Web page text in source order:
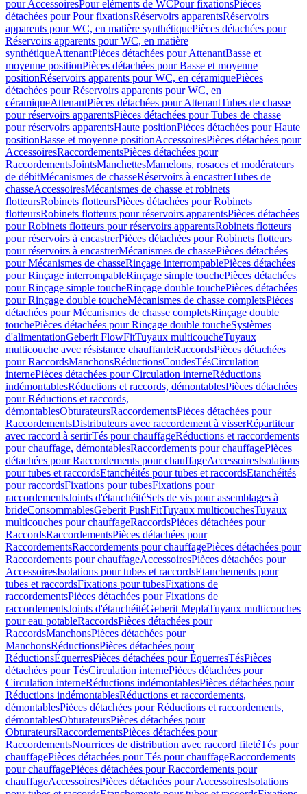
pour AccessoiresPour eléments de WCPour fixationsPièces
détachées pour Pour fixationsRéservoirs apparentsRéservoirs
apparents pour WC, en matière synthétiquePièces détachées pour
Réservoirs apparents pour WC, en matière
synthétiqueAttenantPièces détachées pour AttenantBasse et
moyenne positionPièces détachées pour Basse et moyenne
positionRéservoirs apparents pour WC, en céramiquePièces
détachées pour Réservoirs apparents pour WC, en
céramiqueAttenantPièces détachées pour AttenantTubes de chasse
pour réservoirs apparentsPièces détachées pour Tubes de chasse
pour réservoirs apparentsHaute positionPièces détachées pour Haute
positionBasse et moyenne positionAccessoiresPièces détachées pour
AccessoiresRaccordementsPièces détachées pour
RaccordementsJointsManchettesMamelons, rosaces et modérateurs
de débitMécanismes de chasseRéservoirs à encastrerTubes de
chasseAccessoiresMécanismes de chasse et robinets
flotteursRobinets flotteursPièces détachées pour Robinets
flotteursRobinets flotteurs pour réservoirs apparentsPièces détachées
pour Robinets flotteurs pour réservoirs apparentsRobinets flotteurs
pour réservoirs à encastrerPièces détachées pour Robinets flotteurs
pour réservoirs à encastrerMécanismes de chassePièces détachées
pour Mécanismes de chasseRinçage interrompablePièces détachées
pour Rinçage interrompableRinçage simple touchePièces détachées
pour Rinçage simple toucheRinçage double touchePièces détachées
pour Rinçage double toucheMécanismes de chasse completsPièces
détachées pour Mécanismes de chasse completsRinçage double
touchePièces détachées pour Rinçage double toucheSystèmes
d'alimentationGeberit FlowFitTuyaux multicoucheTuyaux
multicouche avec résistance chauffanteRaccordsPièces détachées
pour RaccordsManchonsRéductionsCoudesTésCirculation
internePièces détachées pour Circulation interneRéductions
indémontablesRéductions et raccords, démontablesPièces détachées
pour Réductions et raccords,
démontablesObturateursRaccordementsPièces détachées pour
RaccordementsDistributeurs avec raccordement à visserRépartiteur
avec raccord à sertirTés pour chauffageRéductions et raccordements
pour chauffage, démontablesRaccordements pour chauffagePièces
détachées pour Raccordements pour chauffageAccessoiresIsolations
pour tubes et raccordsEtanchéités pour tubes et raccordsEtanchéités
pour raccordsFixations pour tubesFixations pour
raccordementsJoints d'étanchéitéSets de vis pour assemblages à
brideConsommablesGeberit PushFitTuyaux multicouchesTuyaux
multicouches pour chauffageRaccordsPièces détachées pour
RaccordsRaccordementsPièces détachées pour
RaccordementsRaccordements pour chauffagePièces détachées pour
Raccordements pour chauffageAccessoiresPièces détachées pour
AccessoiresIsolations pour tubes et raccordsEtanchements pour
tubes et raccordsFixations pour tubesFixations de
raccordementsPièces détachées pour Fixations de
raccordementsJoints d'étanchéitéGeberit MeplaTuyaux multicouches
pour eau potableRaccordsPièces détachées pour
RaccordsManchonsPièces détachées pour
ManchonsRéductionsPièces détachées pour
RéductionsÉquerresPièces détachées pour ÉquerresTésPièces
détachées pour TésCirculation internePièces détachées pour
Circulation interneRéductions indémontablesPièces détachées pour
Réductions indémontablesRéductions et raccordements,
démontablesPièces détachées pour Réductions et raccordements,
démontablesObturateursPièces détachées pour
ObturateursRaccordementsPièces détachées pour
RaccordementsNourrices de distribution avec raccord filetéTés pour
chauffagePièces détachées pour Tés pour chauffageRaccordements
pour chauffagePièces détachées pour Raccordements pour
chauffageAccessoiresPièces détachées pour AccessoiresIsolations